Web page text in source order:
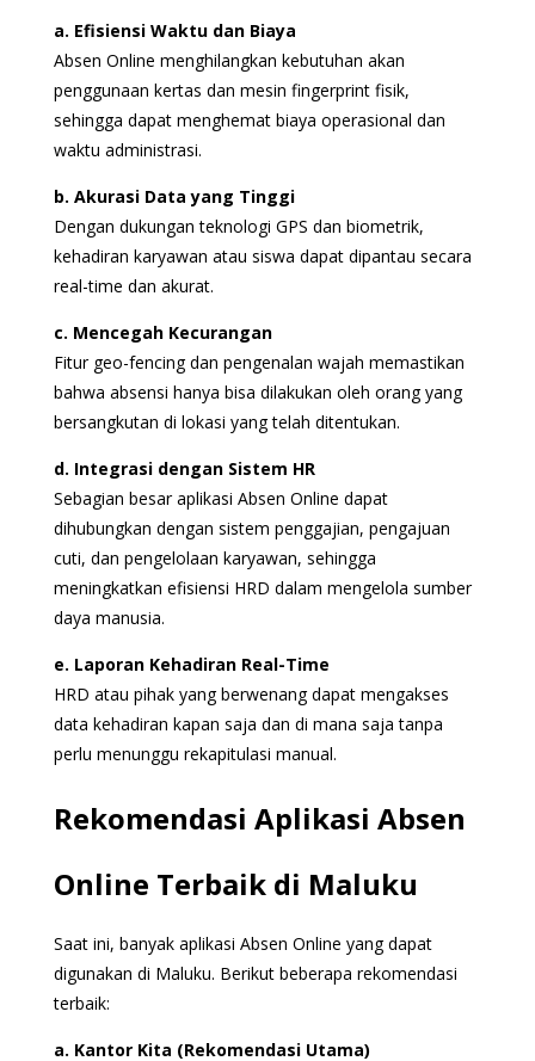
a. Efisiensi Waktu dan Biaya
Absen Online menghilangkan kebutuhan akan
penggunaan kertas dan mesin fingerprint fisik,
sehingga dapat menghemat biaya operasional dan
waktu administrasi.
b. Akurasi Data yang Tinggi
Dengan dukungan teknologi GPS dan biometrik,
kehadiran karyawan atau siswa dapat dipantau secara
real-time dan akurat.
c. Mencegah Kecurangan
Fitur geo-fencing dan pengenalan wajah memastikan
bahwa absensi hanya bisa dilakukan oleh orang yang
bersangkutan di lokasi yang telah ditentukan.
d. Integrasi dengan Sistem HR
Sebagian besar aplikasi Absen Online dapat
dihubungkan dengan sistem penggajian, pengajuan
cuti, dan pengelolaan karyawan, sehingga
meningkatkan efisiensi HRD dalam mengelola sumber
daya manusia.
e. Laporan Kehadiran Real-Time
HRD atau pihak yang berwenang dapat mengakses
data kehadiran kapan saja dan di mana saja tanpa
perlu menunggu rekapitulasi manual.
Rekomendasi Aplikasi Absen
Online Terbaik di Maluku
Saat ini, banyak aplikasi Absen Online yang dapat
digunakan di Maluku. Berikut beberapa rekomendasi
terbaik:
a. Kantor Kita (Rekomendasi Utama)